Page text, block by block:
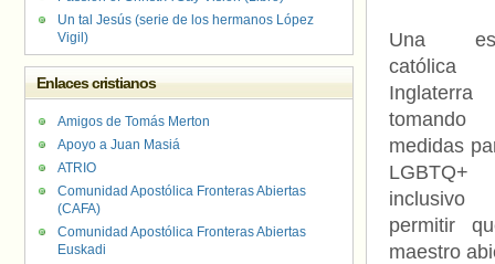
Una
tomando
medidas
LGBTQ+
permitir
maestro
Un tal Jesús (serie de los hermanos López
Vigil)
Enlaces cristianos
Amigos de Tomás Merton
Apoyo a Juan Masiá
ATRIO
Comunidad Apostólica Fronteras Abiertas
(CAFA)
Comunidad Apostólica Fronteras Abiertas
Euskadi